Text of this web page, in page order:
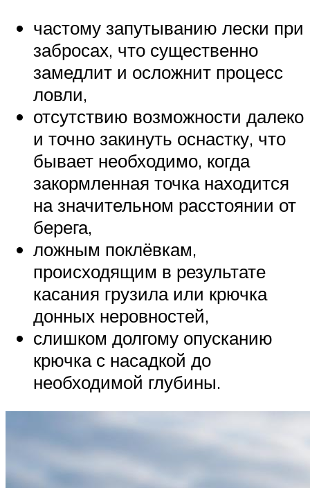
частому запутыванию лески при
забросах, что существенно
замедлит и осложнит процесс
ловли,
отсутствию возможности далеко
и точно закинуть оснастку, что
бывает необходимо, когда
закормленная точка находится
на значительном расстоянии от
берега,
ложным поклёвкам,
происходящим в результате
касания грузила или крючка
донных неровностей,
слишком долгому опусканию
крючка с насадкой до
необходимой глубины.